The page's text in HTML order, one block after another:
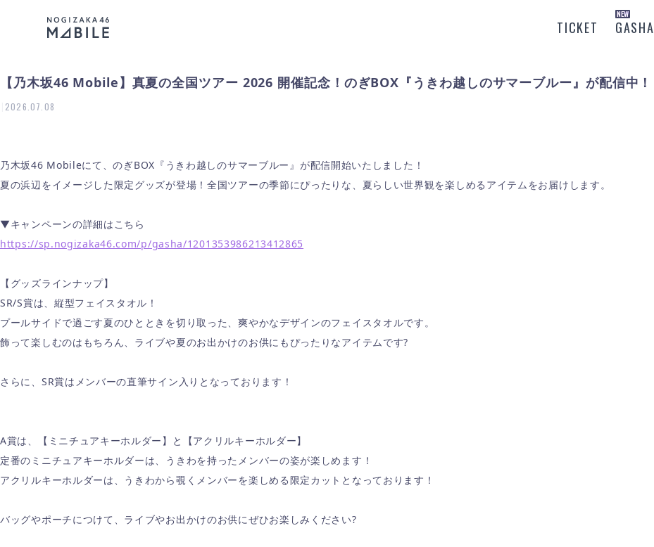
TICKET GASHA
【乃木坂46 Mobile】真夏の全国ツアー 2026 開催記念！のぎBOX『うきわ越しのサマーブルー』が配信中！
2026.07.08
乃木坂46 Mobileにて、のぎBOX『うきわ越しのサマーブルー』が配信開始いたしました！
夏の浜辺をイメージした限定グッズが登場！全国ツアーの季節にぴったりな、夏らしい世界観を楽しめるアイテムをお届けします。
▼キャンペーンの詳細はこちら
https://sp.nogizaka46.com/p/gasha/1201353986213412865
【グッズラインナップ】
SR/S賞は、縦型フェイスタオル！
プールサイドで過ごす夏のひとときを切り取った、爽やかなデザインのフェイスタオルです。
飾って楽しむのはもちろん、ライブや夏のお出かけのお供にもぴったりなアイテムです?
さらに、SR賞はメンバーの直筆サイン入りとなっております！
A賞は、【ミニチュアキーホルダー】と【アクリルキーホルダー】
定番のミニチュアキーホルダーは、うきわを持ったメンバーの姿が楽しめます！
アクリルキーホルダーは、うきわから覗くメンバーを楽しめる限定カットとなっております！
バッグやポーチにつけて、ライブやお出かけのお供にぜひお楽しみください?